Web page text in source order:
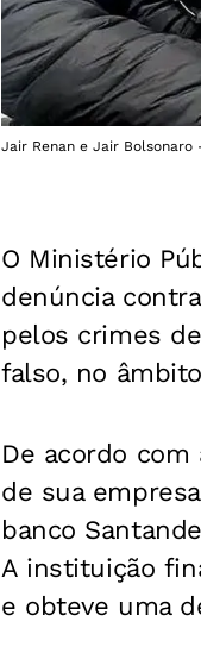
Jair Renan e Jair Bolsonaro
O Ministério
denúncia
pelos crimes
falso, no
De acordo
de sua
banco
A instituição
e obteve uma